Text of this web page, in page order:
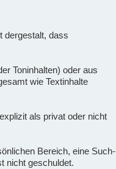
dergestalt, dass
Toninhalten) oder aus
wie Textinhalte
als privat oder nicht
Bereich, eine Such-
nicht geschuldet.